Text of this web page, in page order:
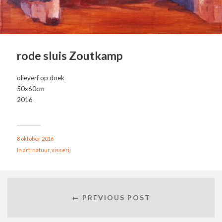
rode sluis Zoutkamp
olieverf op doek
50x60cm
2016
8 oktober 2016
In art, natuur, visserij
← PREVIOUS POST